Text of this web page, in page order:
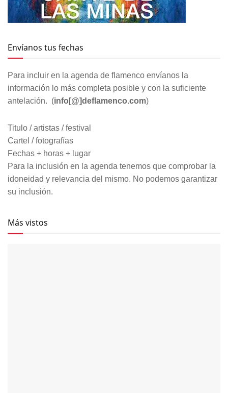
Envíanos tus fechas
Para incluir en la agenda de flamenco envíanos la
información lo más completa posible y con la suficiente
antelación. (info[@]deflamenco.com)
Titulo / artistas / festival
Cartel / fotografías
Fechas + horas + lugar
Para la inclusión en la agenda tenemos que comprobar la
idoneidad y relevancia del mismo. No podemos garantizar
su inclusión.
Más vistos